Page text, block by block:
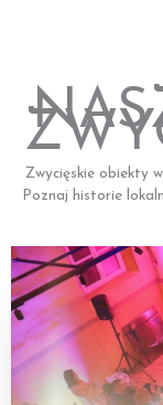
Zwycięskie obiekty
Poznaj historie